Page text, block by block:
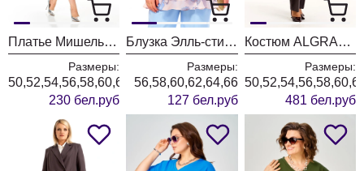
Платье Мишель Шик 2164-2 синий
Размеры:
50,52,54,56,58,60,62,64,66
230 бел.руб
Блузка Элль-стиль 2213/21а бежево-голубой принт
Размеры:
56,58,60,62,64,66
127 бел.руб
Костюм ALGRANDA (Новелла Шарм) 4171
Размеры:
481 бел.руб